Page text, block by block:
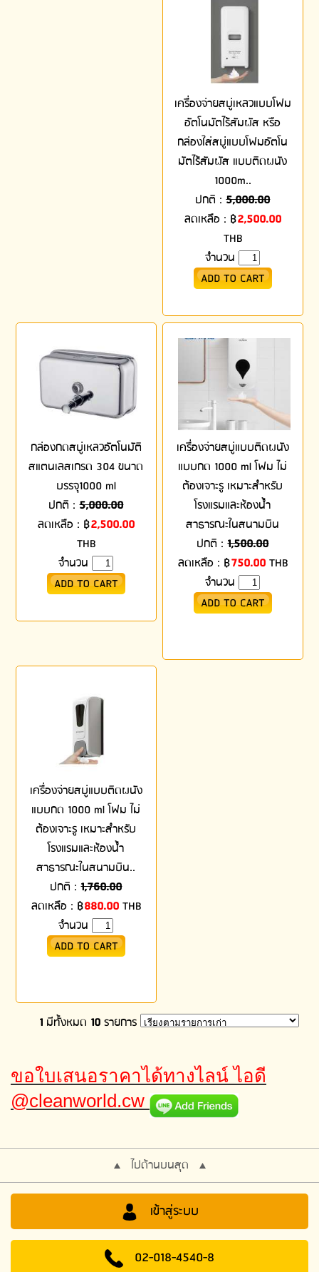
เครื่องจ่ายสบู่เหลวแบบโฟม
อัตโนมัตไร้สัมผัส หรือ
กล่องใส่สบู่แบบโฟมอัตโน
มัตไร้สัมผัส แบบติดผนัง
1000m..
ปกติ :5,000.00
ลดเหลือ : ฿2,500.00
THB
จำนวน
กล่องกดสบู่เหลวอัตโนมัติ
สแตนเลสเกรด 304 ขนาด
บรรจุ1000 ml
ปกติ :5,000.00
ลดเหลือ : ฿2,500.00
THB
จำนวน
เครื่องจ่ายสบู่แบบติดผนัง
แบบกด 1000 ml โฟม ไม่
ต้องเจาะรู เหมาะสำหรับ
โรงแรมและห้องน้ำ
สาธารณะในสนามบิน
ปกติ :1,500.00
ลดเหลือ : ฿750.00THB
จำนวน
เครื่องจ่ายสบู่แบบติดผนัง
แบบกด 1000 ml โฟม ไม่
ต้องเจาะรู เหมาะสำหรับ
โรงแรมและห้องน้ำ
สาธารณะในสนามบิน..
ปกติ :1,760.00
ลดเหลือ : ฿880.00THB
จำนวน
1 มีทั้งหมด 10รายการ
ขอใบเสนอราคาได้ทางไลน์ ไอดี
@cleanworld.cw
ไปด้านบนสุด
เข้าสู่ระบบ
02-018-4540-8